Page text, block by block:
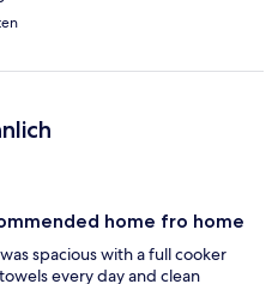
I cannot emphasize how
pool area. You will not be
home fro home
spacious with a full cooker
every day and clean